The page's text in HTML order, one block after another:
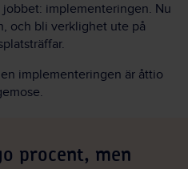
implementeringen. Nu
och bli verklighet ute på
implementeringen är åttio
procent, men